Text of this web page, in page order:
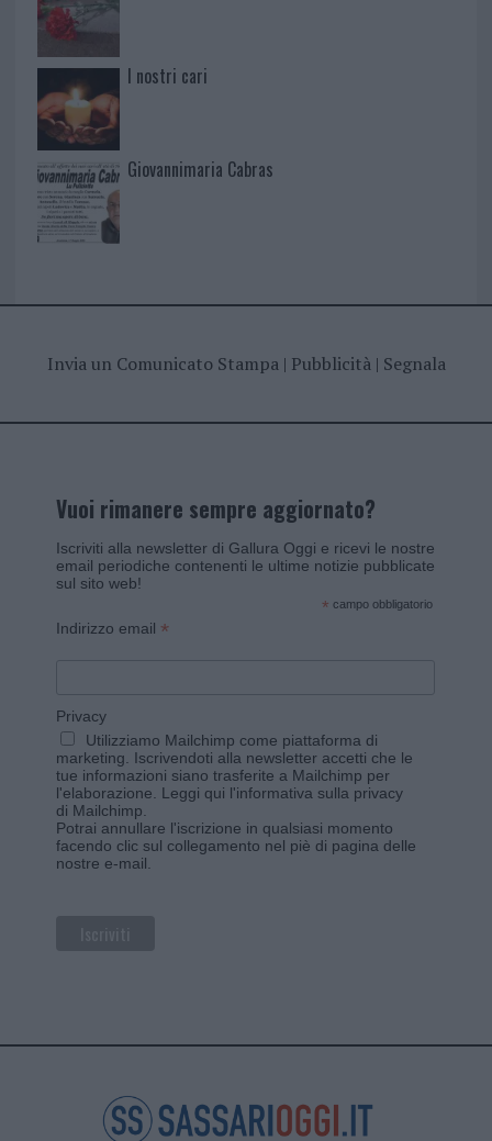
I nostri cari
Giovannimaria Cabras
Invia un Comunicato Stampa| Pubblicità| Segnala
Vuoi rimanere sempre aggiornato?
Iscriviti alla newsletter di Gallura Oggi e ricevi le nostre
email periodiche contenenti le ultime notizie pubblicate
sul sito web!
* campo obbligatorio
Indirizzo email *
Privacy
Utilizziamo Mailchimp come piattaforma di
marketing. Iscrivendoti alla newsletter accetti che le
tue informazioni siano trasferite a Mailchimp per
l'elaborazione. Leggi qui l'informativa sulla privacy
di Mailchimp
Potrai annullare l'iscrizione in qualsiasi momento
facendo clic sul collegamento nel piè di pagina delle
nostre e-mail.